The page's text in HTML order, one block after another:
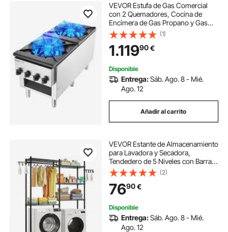
VEVOR Estufa de Gas Comercial
con 2 Quemadores, Cocina de
Encimera de Gas Propano y Gas
Natural, Placa Calefactora de Gas
de Acero Inoxidable, para
Restaurante, 52 kW, 460 x 1170 x
610 mm, Plata
(1)
1.11990€
Disponible
Entrega:Sáb. Ago. 8 - Mié.
Ago. 12
Añadir al carrito
VEVOR Estante de Almacenamiento
para Lavadora y Secadora,
Tendedero de 5 Niveles con Barra y
Ganchos, Estantes Ajustables de
dos Filas para Lavadora, Ahorra
Espacio para Lavadero, Color
Negro
(2)
7690€
Disponible
Entrega:Sáb. Ago. 8 - Mié.
Ago. 12